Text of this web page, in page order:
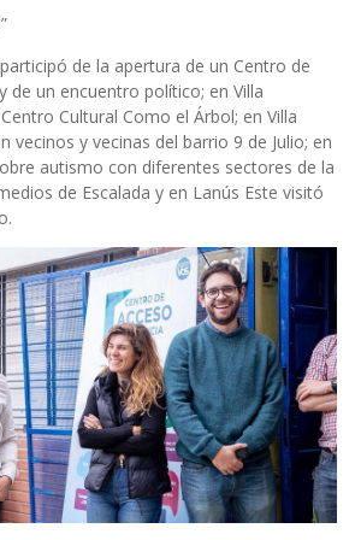
de la apertura de un Centro de
de un encuentro político; en Villa
Cultural Como el Árbol; en Villa
vecinos y vecinas del barrio 9 de Julio; en
autismo con diferentes sectores de la
de Escalada y en Lanús Este visitó